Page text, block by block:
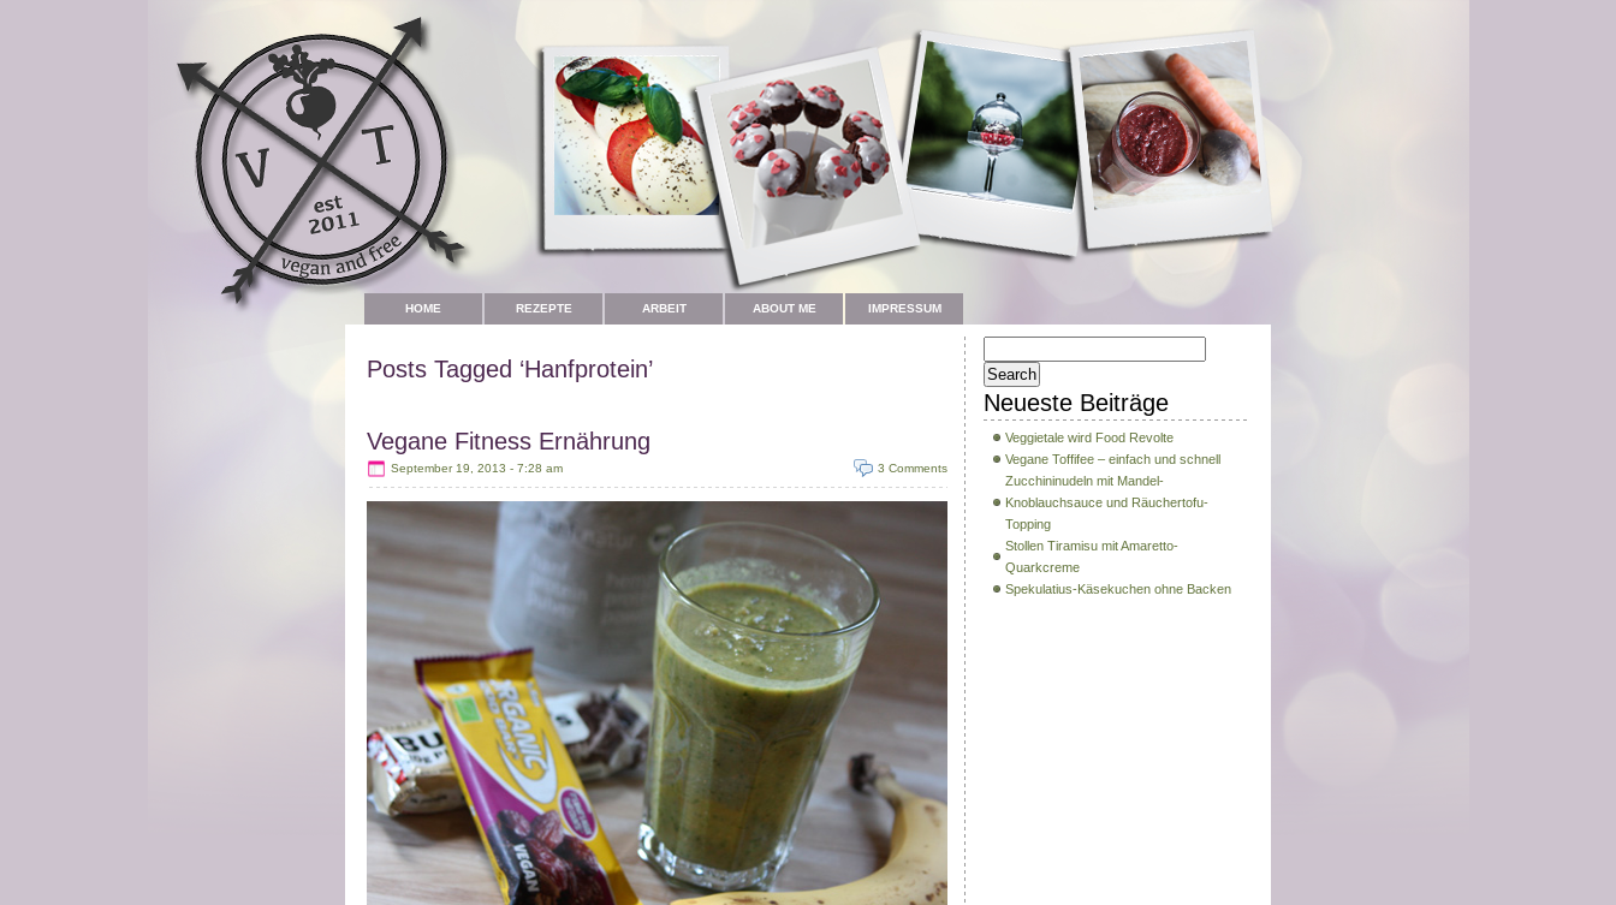
HOME REZEPTE ARBEIT ABOUT ME IMPRESSUM
Posts Tagged ‘Hanfprotein’
Vegane Fitness Ernährung
September 19, 2013 - 7:28 am 3 Comments
Neueste Beiträge
Veggietale wird Food Revolte
Vegane Toffifee – einfach und schnell
Zucchininudeln mit Mandel-
Knoblauchsauce und Räuchertofu-
Topping
Stollen Tiramisu mit Amaretto-
Quarkcreme
Spekulatius-Käsekuchen ohne Backen